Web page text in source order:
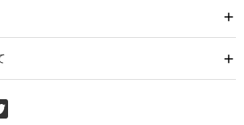
び心溢れるのマグカップ。
！